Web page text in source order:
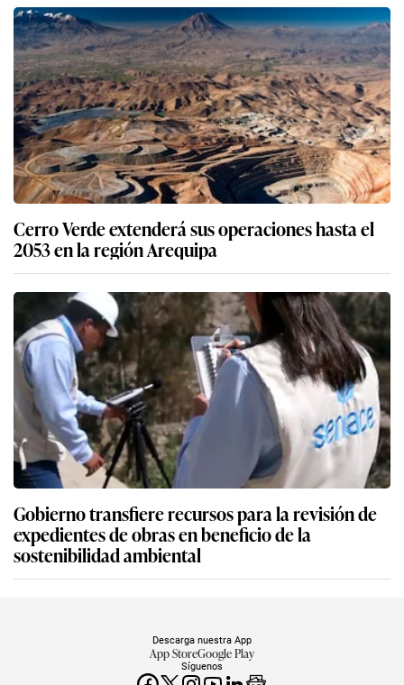
Cerro Verde extenderá sus operaciones hasta el
2053 en la región Arequipa
Gobierno transfiere recursos para la revisión de
expedientes de obras en beneficio de la
sostenibilidad ambiental
Síguenos
Descarga nuestra App
App StoreGoogle Play